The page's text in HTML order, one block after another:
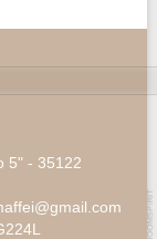
5" - 35122